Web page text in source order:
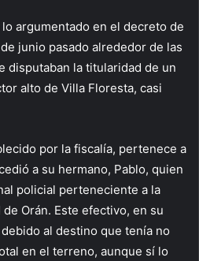
argumentado en el decreto de
junio pasado alrededor de las
disputaban la titularidad de un
alto de Villa Floresta, casi
por la fiscalía, pertenece a
a su hermano, Pablo, quien
policial perteneciente a la
Orán. Este efectivo, en su
al destino que tenía no
en el terreno, aunque sí lo